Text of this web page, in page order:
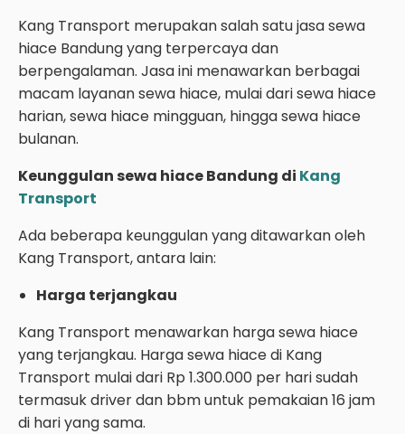
Kang Transport merupakan salah satu jasa sewa
hiace Bandung yang terpercaya dan
berpengalaman. Jasa ini menawarkan berbagai
macam layanan sewa hiace, mulai dari sewa hiace
harian, sewa hiace mingguan, hingga sewa hiace
bulanan.
Keunggulan sewa hiace Bandung di Kang
Transport
Ada beberapa keunggulan yang ditawarkan oleh
Kang Transport, antara lain:
Harga terjangkau
Kang Transport menawarkan harga sewa hiace
yang terjangkau. Harga sewa hiace di Kang
Transport mulai dari Rp 1.300.000 per hari sudah
termasuk driver dan bbm untuk pemakaian 16 jam
di hari yang sama.